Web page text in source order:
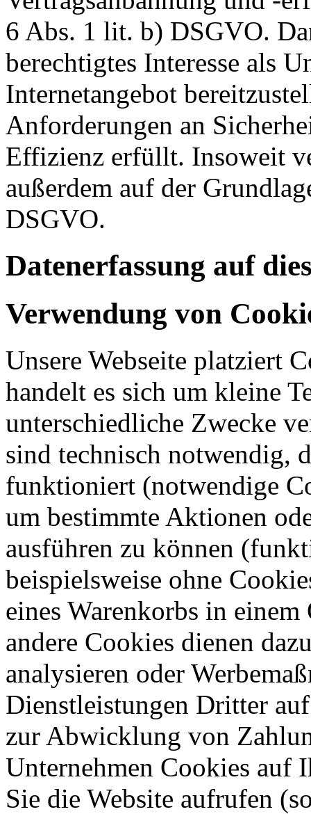
6 Abs. 1 lit. b) DSGVO.
berechtigtes Interesse als
Internetangebot
Anforderungen an
Effizienz erfüllt. Insoweit
außerdem auf der
DSGVO.
Datenerfassung auf
Verwendung von
Unsere Webseite platziert
handelt es sich um kleine
unterschiedliche Zwecke
sind technisch notwendig,
funktioniert (notwendige
um bestimmte Aktionen
ausführen zu können
beispielsweise ohne
eines Warenkorbs in
andere Cookies dienen
analysieren oder
Dienstleistungen Dritter
zur Abwicklung von
Unternehmen Cookies auf
Sie die Website aufrufen